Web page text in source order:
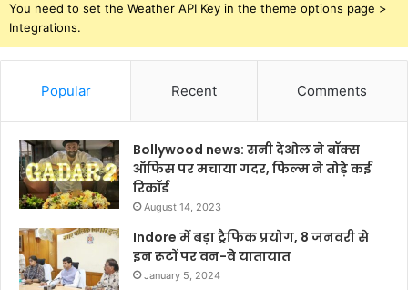
You need to set the Weather API Key in the theme options page >
Integrations.
Popular Recent Comments
Bollywood news: सनी देओल ने बॉक्स
ऑफिस पर मचाया गदर, फिल्म ने तोड़े कई
रिकॉर्ड
August 14, 2023
Indore में बड़ा ट्रैफिक प्रयोग, 8 जनवरी से
इन रूटों पर वन-वे यातायात
January 5, 2024